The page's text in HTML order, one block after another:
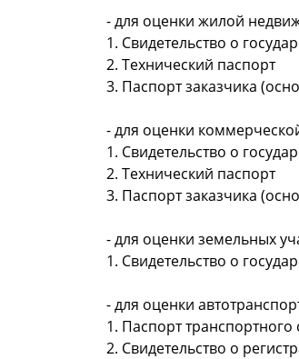
- для оценки жилой
1. Свидетельство о
2. Технический паспорт
3. Паспорт заказчика
- для оценки
1. Свидетельство о
2. Технический паспорт
3. Паспорт заказчика
- для оценки земельных
1. Свидетельство о
- для оценки
1. Паспорт транспортного
2. Свидетельство о